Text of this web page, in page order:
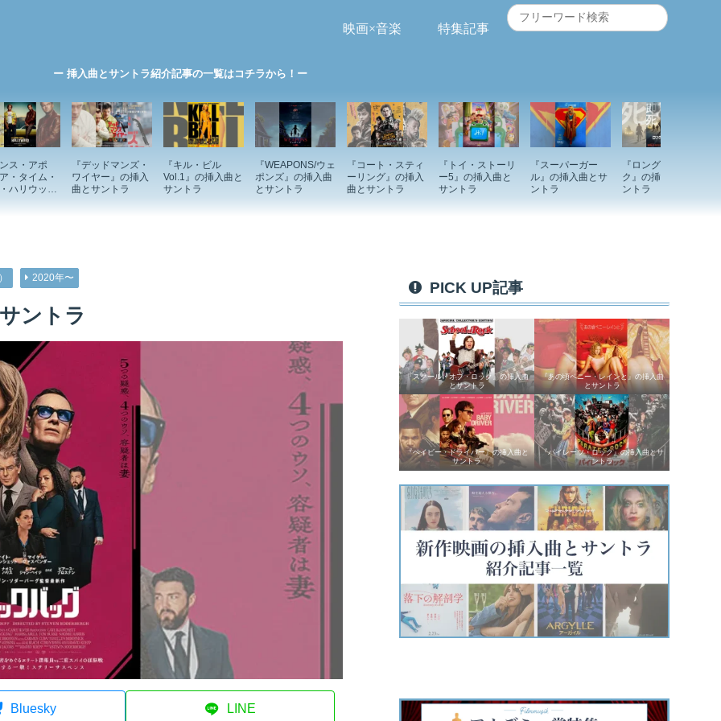
映画×音楽 特集記事
ー 挿入曲とサントラ紹介記事の一覧はコチラから！ー
ス・アポ
・タイム・
ハリウッ
『デッドマンズ・
ワイヤー』の挿入
曲とサントラ
『キル・ビル
Vol.1』の挿入曲と
サントラ
『WEAPONS/ウェ
ポンズ』の挿入曲
とサントラ
『コート・スティ
ーリング』の挿入
曲とサントラ
『トイ・ストーリ
ー5』の挿入曲と
サントラ
『スーパーガー
ル』の挿入曲とサ
ントラ
『ロングウォー
ク』の挿入曲とサ
ントラ
2020年〜
ントラ
Bluesky LINE
PICK UP記事
『スクール・オブ・ロック』の挿入曲
とサントラ
『あの頃ペニー・レインと』の挿入曲
とサントラ
『ベイビー・ドライバー』の挿入曲と
サントラ
『パイレーツ・ロック』の挿入曲とサ
ントラ